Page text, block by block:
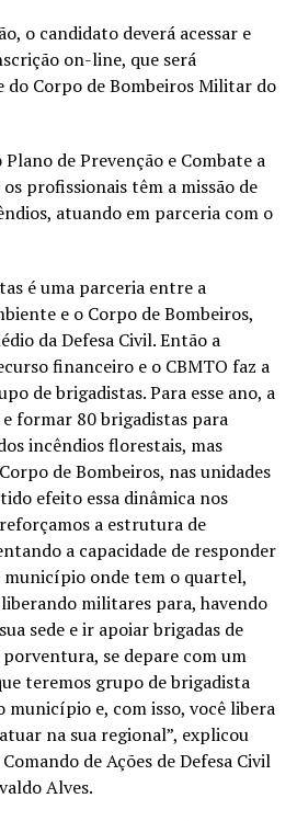
o candidato deverá acessar e
on-line, que será
do Corpo de Bombeiros Militar do
de Prevenção e Combate a
profissionais têm a missão de
atuando em parceria com o
é uma parceria entre a
e o Corpo de Bombeiros,
da Defesa Civil. Então a
financeiro e o CBMTO faz a
de brigadistas. Para esse ano, a
formar 80 brigadistas para
incêndios florestais, mas
de Bombeiros, nas unidades
efeito essa dinâmica nos
a estrutura de
a capacidade de responder
município onde tem o quartel,
militares para, havendo
sede e ir apoiar brigadas de
se depare com um
teremos grupo de brigadista
e, com isso, você libera
na sua regional”, explicou
de Ações de Defesa Civil
Alves.